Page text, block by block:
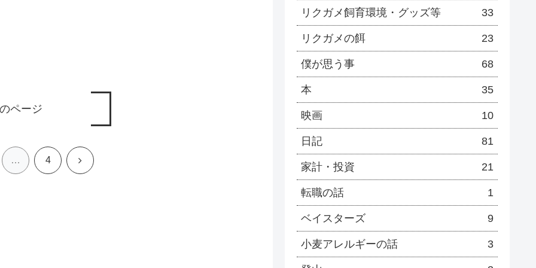
ページ
… 4 次
リクガメ飼育環境・グッズ等 33
リクガメの餌 23
僕が思う事 68
本 35
映画 10
日記 81
家計・投資 21
転職の話 1
ベイスターズ 9
小麦アレルギーの話 3